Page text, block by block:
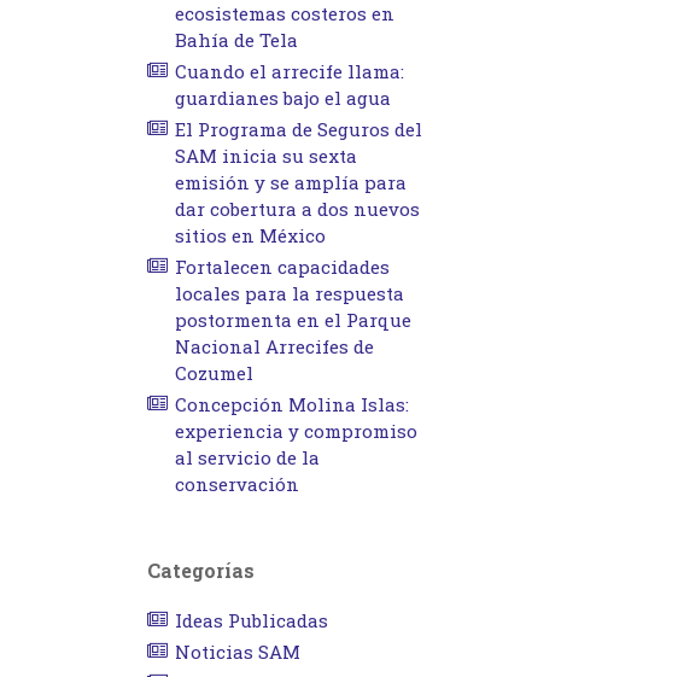
ecosistemas costeros en
Bahía de Tela
Cuando el arrecife llama:
guardianes bajo el agua
El Programa de Seguros del
SAM inicia su sexta
emisión y se amplía para
dar cobertura a dos nuevos
sitios en México
Fortalecen capacidades
locales para la respuesta
postormenta en el Parque
Nacional Arrecifes de
Cozumel
Concepción Molina Islas:
experiencia y compromiso
al servicio de la
conservación
Categorías
Ideas Publicadas
Noticias SAM